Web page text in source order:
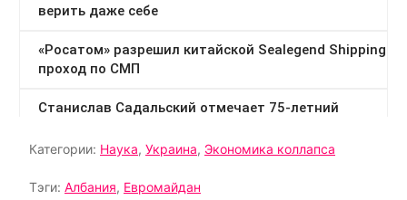
Категории: Наука, Украина, Экономика коллапса
Тэги: Албания, Евромайдан